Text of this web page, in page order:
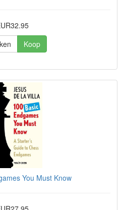
Koop
You Must Know